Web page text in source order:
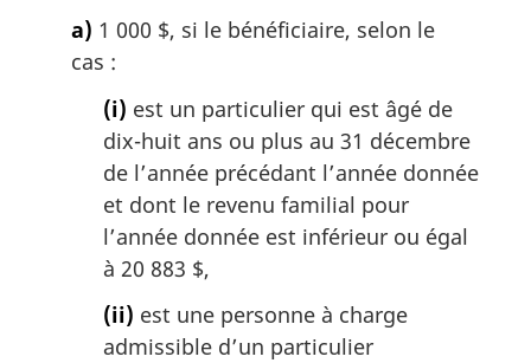
a) 1 000 $, si le bénéficiaire, selon le
cas :
(i) est un particulier qui est âgé de
dix-huit ans ou plus au 31 décembre
de l’année précédant l’année donnée
et dont le revenu familial pour
l’année donnée est inférieur ou égal
à 20 883 $,
(ii) est une personne à charge
admissible d’un particulier